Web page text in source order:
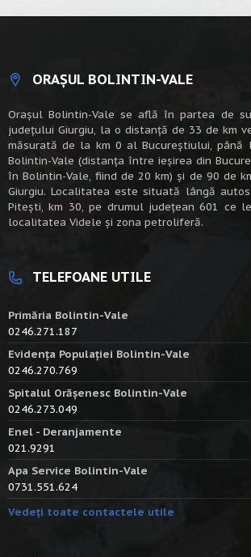
ORAȘUL BOLINTIN-VALE
Oraşul Bolintin-Vale se află în partea de
judeţului Giurgiu, la o distanţă de 33 de km
măsurată de la km 0 al Bucureștiului, până
Bolintin-Vale (distanța între ieșirea din
în Bolintin-Vale, fiind de 20 km) şi de 90 de
Giurgiu. Localitatea este situată lângă
Piteşti, km 30, pe drumul judeţean 601 ce
localitatea Videle şi zona petroliferă.
TELEFOANE UTILE
Primăria Bolintin-Vale
0246.271.187
Evidența Populației Bolintin-Vale
0246.270.769
Spitalul Orășenesc Bolintin-Vale
0246.273.049
Enel - Deranjamente
021.9291
Apa Service Bolintin-Vale
0731.551.624
Vedeți toate contactele utile